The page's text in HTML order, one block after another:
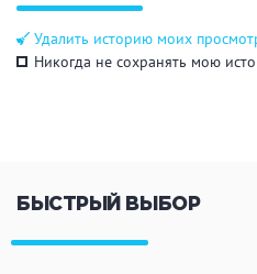
Общие
Аква-зона
Удалить историю моих
Никогда не сохранять мою
БЫСТРЫЙ ВЫБОР